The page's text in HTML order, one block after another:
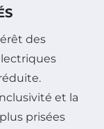
des
et la
prisées